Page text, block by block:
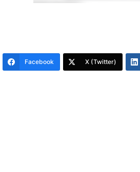
Facebook X (Twitter)